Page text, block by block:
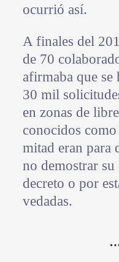
ocurrió así.
A finales del
de 70
afirmaba que se
30 mil
en zonas de
conocidos
mitad eran para
no demostrar
decreto o por
vedadas.